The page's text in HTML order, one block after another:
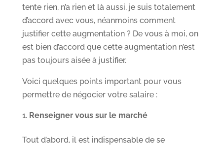
tente rien, n’a rien et là aussi, je suis totalement
d’accord avec vous, néanmoins comment
justifier cette augmentation ? De vous à moi, on
est bien d’accord que cette augmentation n’est
pas toujours aisée à justifier.
Voici quelques points important pour vous
permettre de négocier votre salaire :
Renseigner vous sur le marché
Tout d’abord, il est indispensable de se